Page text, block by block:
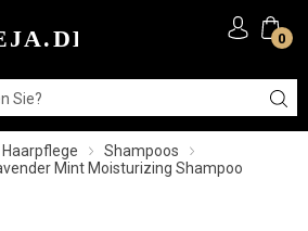
0
Haarpflege
Shampoos
Mint Moisturizing Shampoo